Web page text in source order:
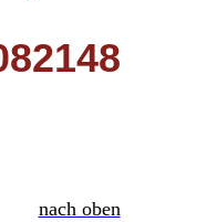
nach oben